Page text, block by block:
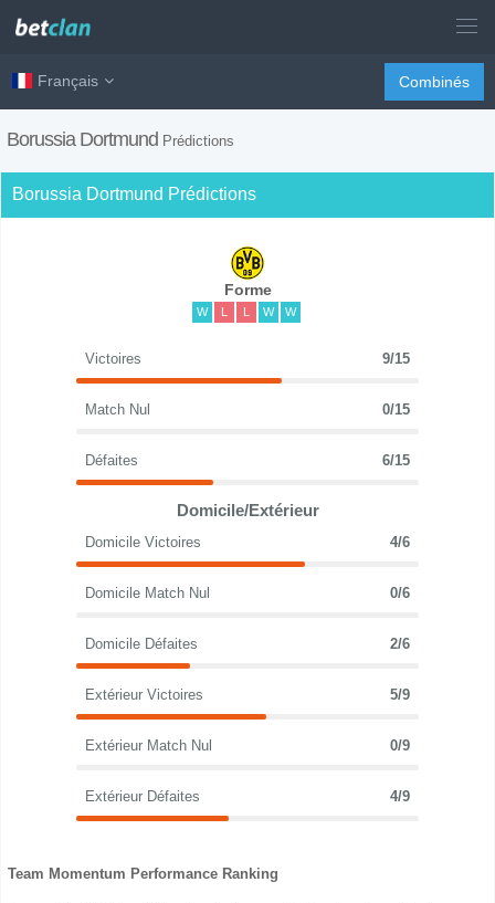
Français Combinés
Borussia Dortmund Prédictions
Borussia Dortmund Prédictions
Forme
W L L W W
Victoires 9/15
Match Nul 0/15
Défaites 6/15
Domicile/Extérieur
Domicile Victoires 4/6
Domicile Match Nul 0/6
Domicile Défaites 2/6
Extérieur Victoires 5/9
Extérieur Match Nul 0/9
Extérieur Défaites 4/9
Team Momentum Performance Ranking